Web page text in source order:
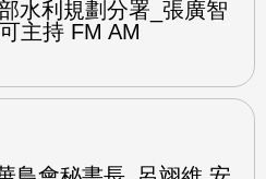
水利規劃分署_張廣智
主持 FM AM